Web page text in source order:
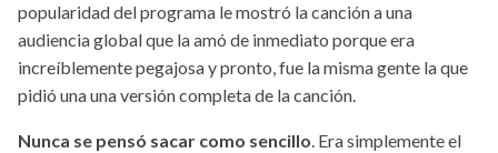
popularidad del programa le mostró la canción a una
audiencia global que la amó de inmediato porque era
increíblemente pegajosa y pronto, fue la misma gente la que
pidió una una versión completa de la canción.
Nunca se pensó sacar como sencillo. Era simplemente el